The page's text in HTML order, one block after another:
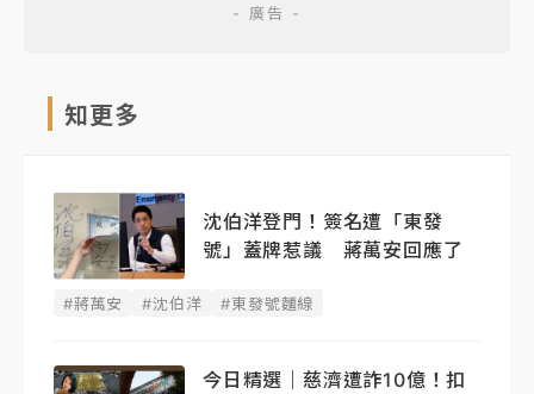
知更多
沈伯洋登門！簽名遭「東發
號」蓋牌惹議 蔣萬安回應了
#蔣萬安 #沈伯洋 #東發號麵線
今日精選｜慈濟遭詐10億！扣